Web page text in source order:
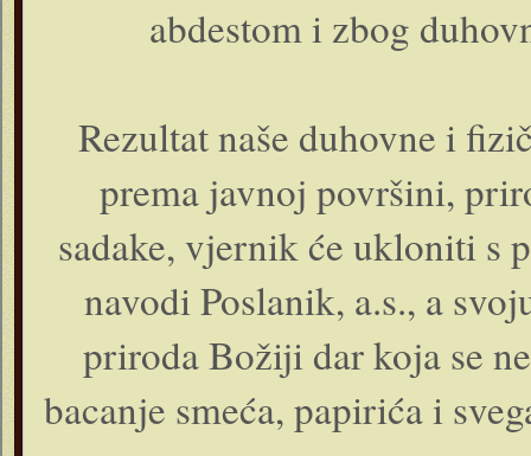
abdestom i zbog
Rezultat naše duhovne i
prema javnoj površini,
sadake, vjernik će ukloniti s
navodi Poslanik, a.s., a
priroda Božiji dar koja se
bacanje smeća, papirića i